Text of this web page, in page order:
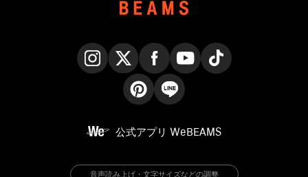
公式アプリ WeBEAMS
音声読み上げ・文字サイズなどの調整